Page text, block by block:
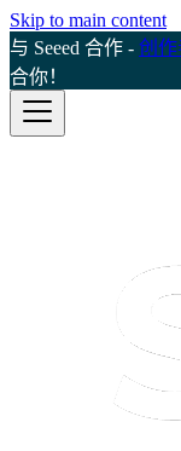
Skip to main content
与 Seeed 合作 - 创作
合你！